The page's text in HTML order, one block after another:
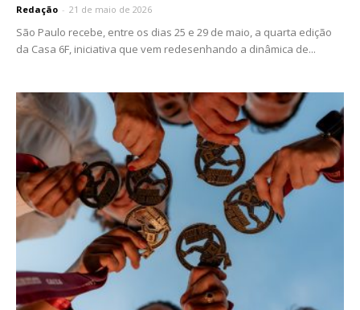
Redação - 21 de maio de 2026
São Paulo recebe, entre os dias 25 e 29 de maio, a quarta edição
da Casa 6F, iniciativa que vem redesenhando a dinâmica de...